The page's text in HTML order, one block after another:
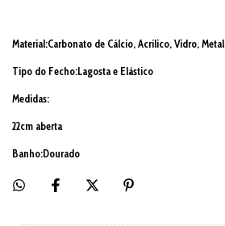
Material:Carbonato de Cálcio, Acrílico, Vidro, Metal
Tipo do Fecho:Lagosta e Elástico
Medidas:
22cm aberta
Banho:Dourado